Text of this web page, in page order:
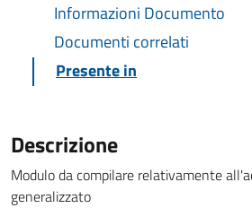
Informazioni Documento
Documenti correlati
Presente in
Descrizione
Modulo da compilare relativamente
generalizzato